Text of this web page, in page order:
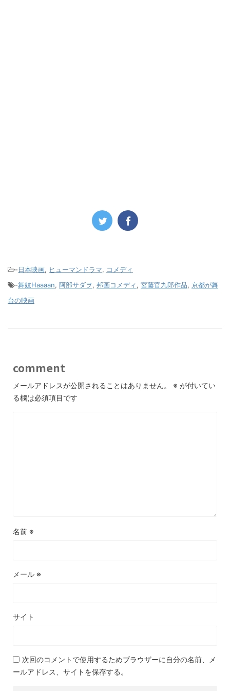
-日本映画, ヒューマンドラマ, コメディ
-舞妓Haaaan, 阿部サダヲ, 邦画コメディ, 宮藤官九郎作品, 京都が舞
台の映画
comment
メールアドレスが公開されることはありません。 ※ が付いてい
る欄は必須項目です
名前 ※
メール ※
サイト
次回のコメントで使用するためブラウザーに自分の名前、メ
ールアドレス、サイトを保存する。